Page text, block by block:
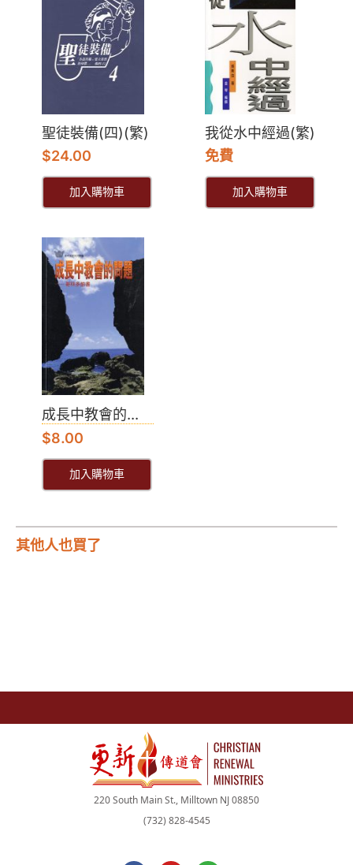
聖徒裝備(四)(繁)
$24.00
加入購物車
我從水中經過(繁)
免費
加入購物車
成長中教會的...
$8.00
加入購物車
其他人也買了
220 South Main St., Milltown NJ 08850
(732) 828-4545